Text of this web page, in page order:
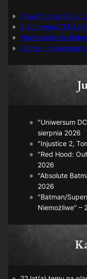
Powrót do lat 60. z
Z archiwum TM-
Nawiązania do
Batman na
"Uniwersum
sierpnia 2026
"Injustice 2,
"Red Hood:
2026
"Absolute
2026
"Batman/
Niemożliwe" –